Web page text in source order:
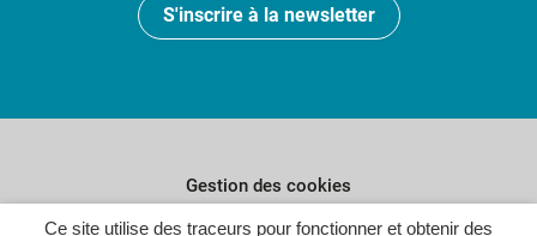
Ce site utilise des traceurs pour fonctionner et obtenir des
S'inscrire à la newsletter
Gestion des cookies
Plan du site